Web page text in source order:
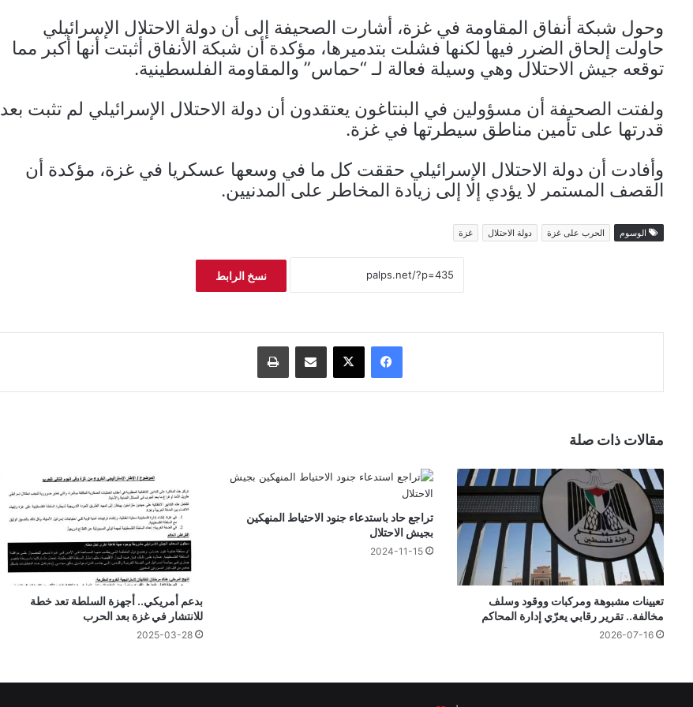
وحول شبكة أنفاق المقاومة في غزة، أشارت الصحيفة إلى أن دولة الاحتلال الإسرائيلي
حاولت إلحاق الضرر فيها لكنها فشلت بتدميرها، مؤكدة أن شبكة الأنفاق أثبتت أنها أكبر مما
توقعه جيش الاحتلال وهي وسيلة فعالة لـ “حماس” والمقاومة الفلسطينية.
ولفتت الصحيفة أن مسؤولين في البنتاغون يعتقدون أن دولة الاحتلال الإسرائيلي لم تثبت بعد
قدرتها على تأمين مناطق سيطرتها في غزة.
وأفادت أن دولة الاحتلال الإسرائيلي حققت كل ما في وسعها عسكريا في غزة، مؤكدة أن
القصف المستمر لا يؤدي إلا إلى زيادة المخاطر على المدنيين.
الوسوم الحرب على غزة دولة الاحتلال غزة
نسخ الرابط
فيسبوك ‫X مشاركة عبر البريد طباعة
مقالات ذات صلة
تعيينات مشبوهة ومركبات ووقود وسلف
مخالفة.. تقرير رقابي يعرّي إدارة المحاكم
2026-07-16
تراجع حاد باستدعاء جنود الاحتياط المنهكين
بجيش الاحتلال
2024-11-15
بدعم أمريكي.. أجهزة السلطة تعد خطة
للانتشار في غزة بعد الحرب
2025-03-28